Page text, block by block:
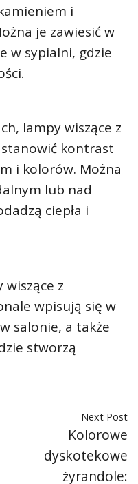
i
je zawiesić w
w sypialni, gdzie
lampy wiszące z
kontrast
i kolorów. Można
lub nad
ciepła i
z
wpisują się w
salonie, a także
stworzą
Next Post
Kolorowe
dyskotekowe
żyrandole: